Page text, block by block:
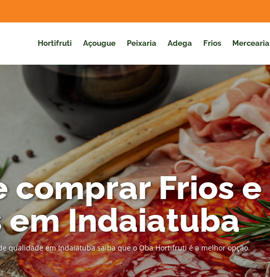
Hortifruti Açougue Peixaria Adega Frios Mercearia
comprar Frios e
em Indaiatuba
qualidade em Indaiatuba saiba que o Oba Hortifruti é a melhor opção.